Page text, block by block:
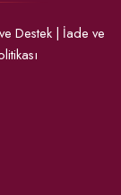
Destek| İade ve